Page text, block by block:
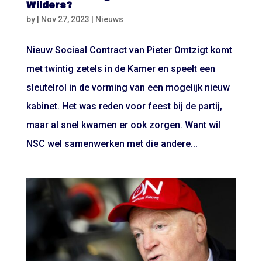
Wilders?
by Nov 27, 2023 Nieuws
Nieuw Sociaal Contract van Pieter Omtzigt komt
met twintig zetels in de Kamer en speelt een
sleutelrol in de vorming van een mogelijk nieuw
kabinet. Het was reden voor feest bij de partij,
maar al snel kwamen er ook zorgen. Want wil
NSC wel samenwerken met die andere...